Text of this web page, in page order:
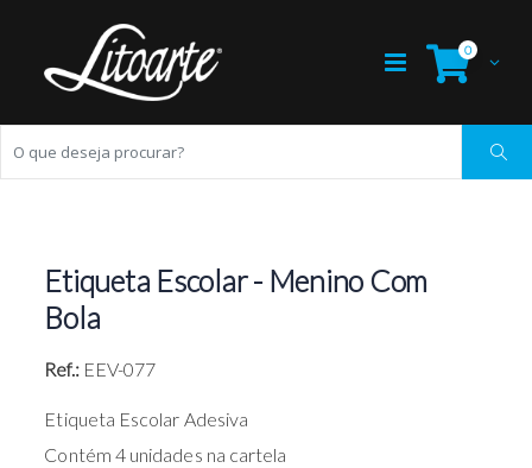
0
Etiqueta Escolar - Menino Com
Bola
Ref.: EEV-077
Etiqueta Escolar Adesiva
Contém 4 unidades na cartela